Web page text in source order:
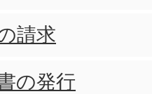
必要ですか?(
請求
の発行